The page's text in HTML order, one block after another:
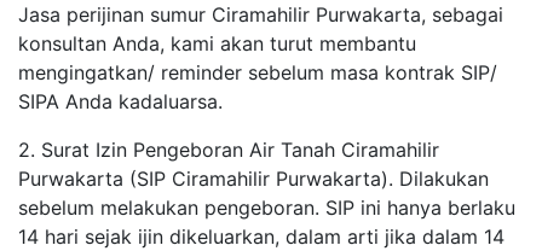
Jasa perijinan sumur Ciramahilir Purwakarta, sebagai
konsultan Anda, kami akan turut membantu
mengingatkan/ reminder sebelum masa kontrak SIP/
SIPA Anda kadaluarsa.
2. Surat Izin Pengeboran Air Tanah Ciramahilir
Purwakarta (SIP Ciramahilir Purwakarta). Dilakukan
sebelum melakukan pengeboran. SIP ini hanya berlaku
14 hari sejak ijin dikeluarkan, dalam arti jika dalam 14